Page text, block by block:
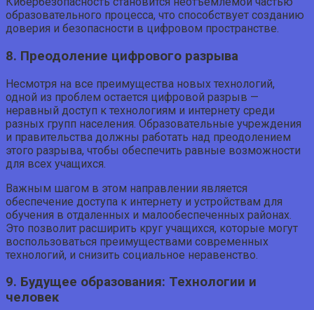
образовательного процесса, что способствует созданию
доверия и безопасности в цифровом пространстве.
8. Преодоление цифрового разрыва
Несмотря на все преимущества новых технологий,
одной из проблем остается цифровой разрыв —
неравный доступ к технологиям и интернету среди
разных групп населения. Образовательные учреждения
и правительства должны работать над преодолением
этого разрыва, чтобы обеспечить равные возможности
для всех учащихся.
Важным шагом в этом направлении является
обеспечение доступа к интернету и устройствам для
обучения в отдаленных и малообеспеченных районах.
Это позволит расширить круг учащихся, которые могут
воспользоваться преимуществами современных
технологий, и снизить социальное неравенство.
9. Будущее образования: Технологии и
человек